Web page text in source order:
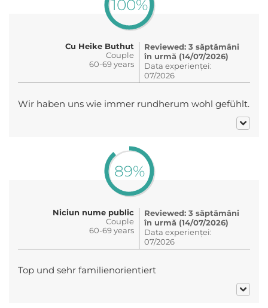
100%
Cu Heike Buthut
Couple
60-69 years
Reviewed: 3 săptămâni
în urmă (14/07/2026)
Data experienței:
07/2026
Wir haben uns wie immer rundherum wohl gefühlt.
89%
Niciun nume public
Couple
60-69 years
Reviewed: 3 săptămâni
în urmă (14/07/2026)
Data experienței:
07/2026
Top und sehr familienorientiert